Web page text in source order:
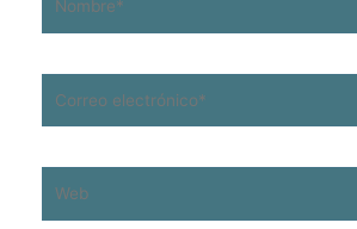
electrónico*